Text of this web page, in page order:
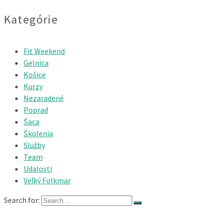
Kategórie
Fit Weekend
Gelnica
Košice
Kurzy
Nezaradené
Poprad
Šaca
Školenia
Služby
Team
Udalosti
Veľký Folkmar
Search for: